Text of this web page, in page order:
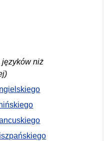
języków niż